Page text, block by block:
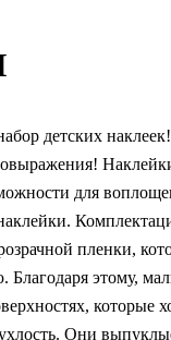
детских
для
пленки,
этому,
которые
Они